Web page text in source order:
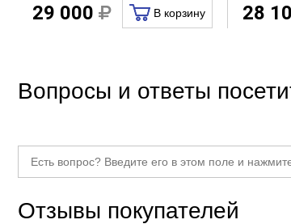
29 000 В корзину 28
Вопросы и ответы
Отзывы покупателей